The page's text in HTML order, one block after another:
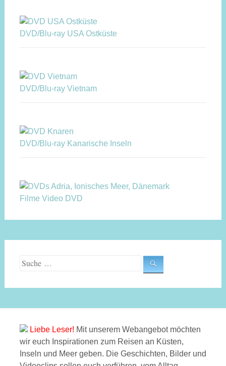
DVD/Blu-ray USA Ostküste
DVD/Blu-ray Vietnam
DVD/Blu-ray Kanarische Inseln
Filme Video DVD
Suche nach:
Liebe Leser! Mit unserem Webangebot möchten
wir euch Inspirationen zum Reisen an Küsten,
Inseln und Meer geben. Die Geschichten, Bilder und